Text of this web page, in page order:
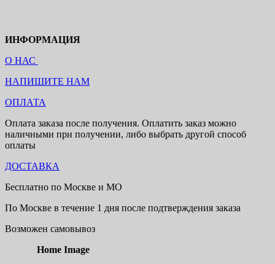
ИНФОРМАЦИЯ
О НАС
НАПИШИТЕ НАМ
ОПЛАТА
Оплата заказа после получения. Оплатить заказ можно
наличными при получении, либо выбрать другой способ
оплаты
ДОСТАВКА
Бесплатно по Москве и МО
По Москве в течение 1 дня после подтверждения заказа
Возможен самовывоз
Home Image